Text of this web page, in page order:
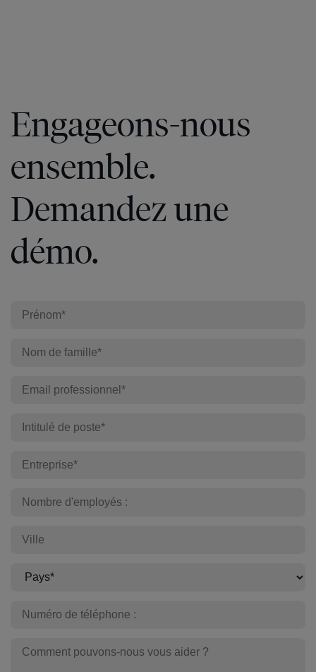
Engageons-nous
ensemble.
Demandez une
démo.